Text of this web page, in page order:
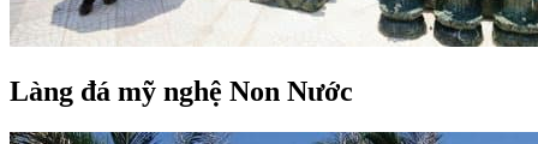
Làng đá mỹ nghệ Non Nước